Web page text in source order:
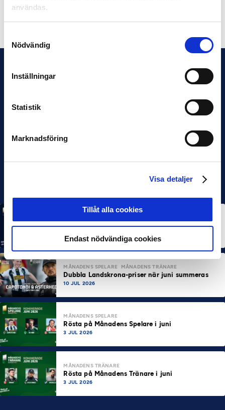
användas.
Nödvändig
Inställningar
Statistik
Marknadsföring
Visa detaljer
Tillåt alla cookies
Endast nödvändiga cookies
Rösta på Månadens Spelare & Tränare i juli
MÅNADENS SPELARE MÅNADENS TRÄNARE
Dubbla Landskrona-priser när juni summeras
10 JUL 2026
MÅNADENS SPELARE
Rösta på Månadens Spelare i juni
3 JUL 2026
MÅNADENS TRÄNARE
Rösta på Månadens Tränare i juni
3 JUL 2026